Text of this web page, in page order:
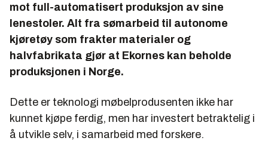
mot full-automatisert produksjon av sine
lenestoler. Alt fra sømarbeid til autonome
kjøretøy som frakter materialer og
halvfabrikata gjør at Ekornes kan beholde
produksjonen i Norge.
Dette er teknologi møbelprodusenten ikke har
kunnet kjøpe ferdig, men har investert betraktelig i
å utvikle selv, i samarbeid med forskere.